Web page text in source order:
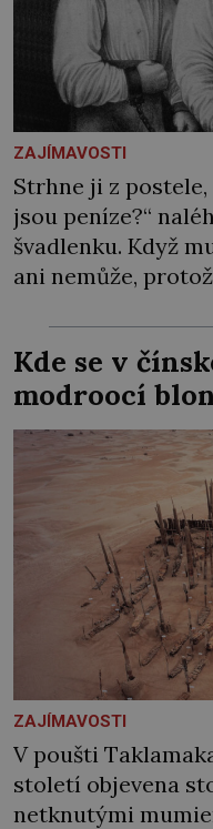
ZAJÍMAVOSTI
Strhne ji z postele,
jsou peníze?“
švadlenku. Když
ani nemůže,
Zraněná žena pár
nebývale krutý.
dlouho po jeho
Kde se v
modroocí
ZAJÍMAVOSTI
V poušti
století objevena
netknutými